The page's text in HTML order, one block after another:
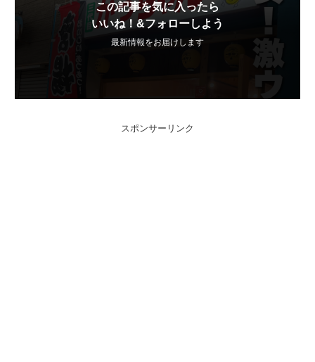
この記事を気に入ったら
いいね！&フォローしよう
最新情報をお届けします
スポンサーリンク